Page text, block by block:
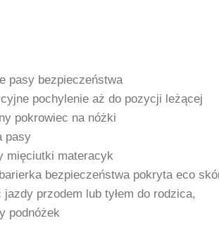
pasy bezpieczeństwa
pochylenie aż do pozycji leżącej
pokrowiec na nóżki
pasy
mięciutki materacyk
bezpieczeństwa pokryta eco
jazdy przodem lub tyłem do rodzica,
podnóżek